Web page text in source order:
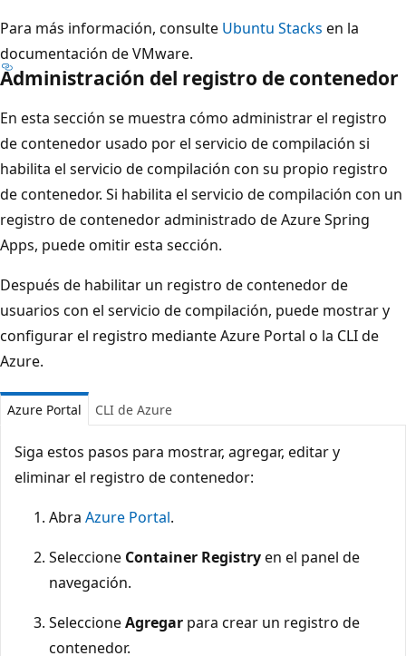
Para más información, consulte Ubuntu Stacks en la
documentación de VMware.
Administración del registro de contenedor
En esta sección se muestra cómo administrar el registro
de contenedor usado por el servicio de compilación si
habilita el servicio de compilación con su propio registro
de contenedor. Si habilita el servicio de compilación con un
registro de contenedor administrado de Azure Spring
Apps, puede omitir esta sección.
Después de habilitar un registro de contenedor de
usuarios con el servicio de compilación, puede mostrar y
configurar el registro mediante Azure Portal o la CLI de
Azure.
Azure Portal CLI de Azure
Siga estos pasos para mostrar, agregar, editar y
eliminar el registro de contenedor:
Abra Azure Portal.
Seleccione Container Registryen el panel de
navegación.
SeleccioneAgregar para crear un registro de
contenedor.